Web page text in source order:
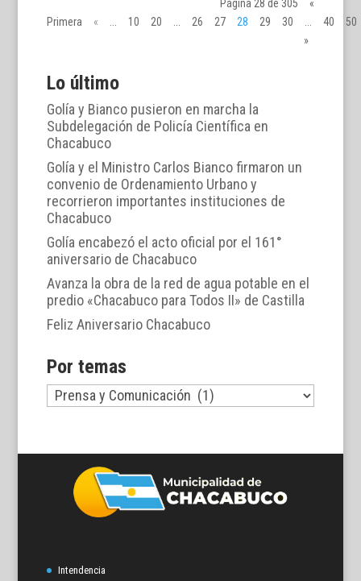
Página 28 de 305
«
Primera
« 10 20 26 27 28 29 30 40
50
»
Lo último
Golía y Bianco pusieron en marcha la
Subdelegación de Policía Científica en
Chacabuco
Golía y el Ministro Carlos Bianco firmaron un
convenio de Ordenamiento Urbano y
recorrieron importantes instituciones de
Chacabuco
Golía encabezó el acto oficial por el 161°
aniversario de Chacabuco
Avanza la obra de la red de agua potable en el
predio «Chacabuco para Todos II» de Castilla
Feliz Aniversario Chacabuco
Por temas
Por
temas
Intendencia